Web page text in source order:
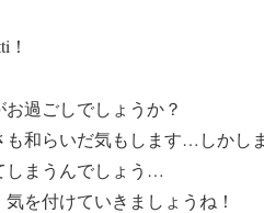
！
過ごしでしょうか？
和らいだ気もします…しかし
しまうんでしょう…
を付けていきましょうね！